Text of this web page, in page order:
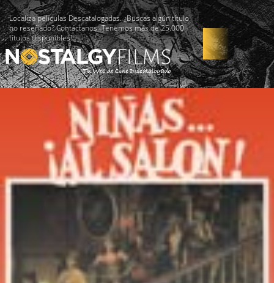
Localiza películas Descatalogadas. ¿Buscas algún título
no reseñado? Contáctanos -Tenemos más de 25.000
títulos disponibles!